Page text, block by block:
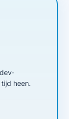
heen.